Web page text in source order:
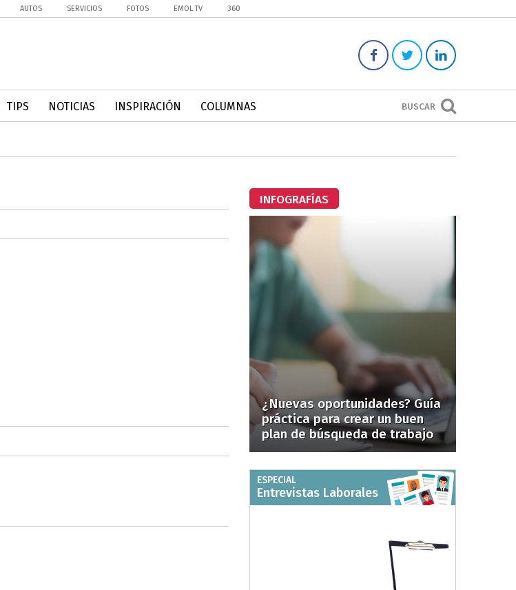
AUTOS SERVICIOS FOTOS EMOL TV 360
BUSCAR
TIPS NOTICIAS INSPIRACIÓN COLUMNAS
INFOGRAFÍAS
¿Nuevas oportunidades? Guía
práctica para crear un buen
plan de búsqueda de trabajo
ESPECIAL
Entrevistas Laborales